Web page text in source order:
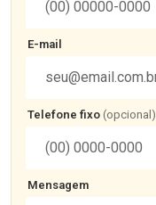
E-mail
Telefone fixo (opcional)
Mensagem